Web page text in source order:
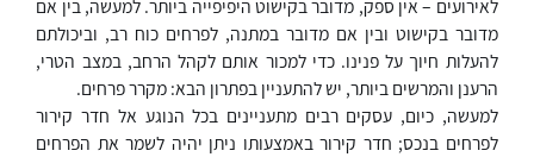
לאירועים – אין ספק, מדובר בקישוט היפיפייה ביותר. למעשה, בין אם
מדובר בקישוט ובין אם מדובר במתנה, לפרחים כוח רב, וביכולתם
להעלות חיוך על פנינו. כדי למכור אותם לקהל הרחב, במצב הטרי,
הרענן והמרשים ביותר, יש להתעניין בפתרון הבא: מקרר פרחים.
למעשה, כיום, עסקים רבים מתעניינים בכל הנוגע אל חדר קירור
לפרחים בנכס; חדר קירור באמצעותו ניתן יהיה לשמר את הפרחים